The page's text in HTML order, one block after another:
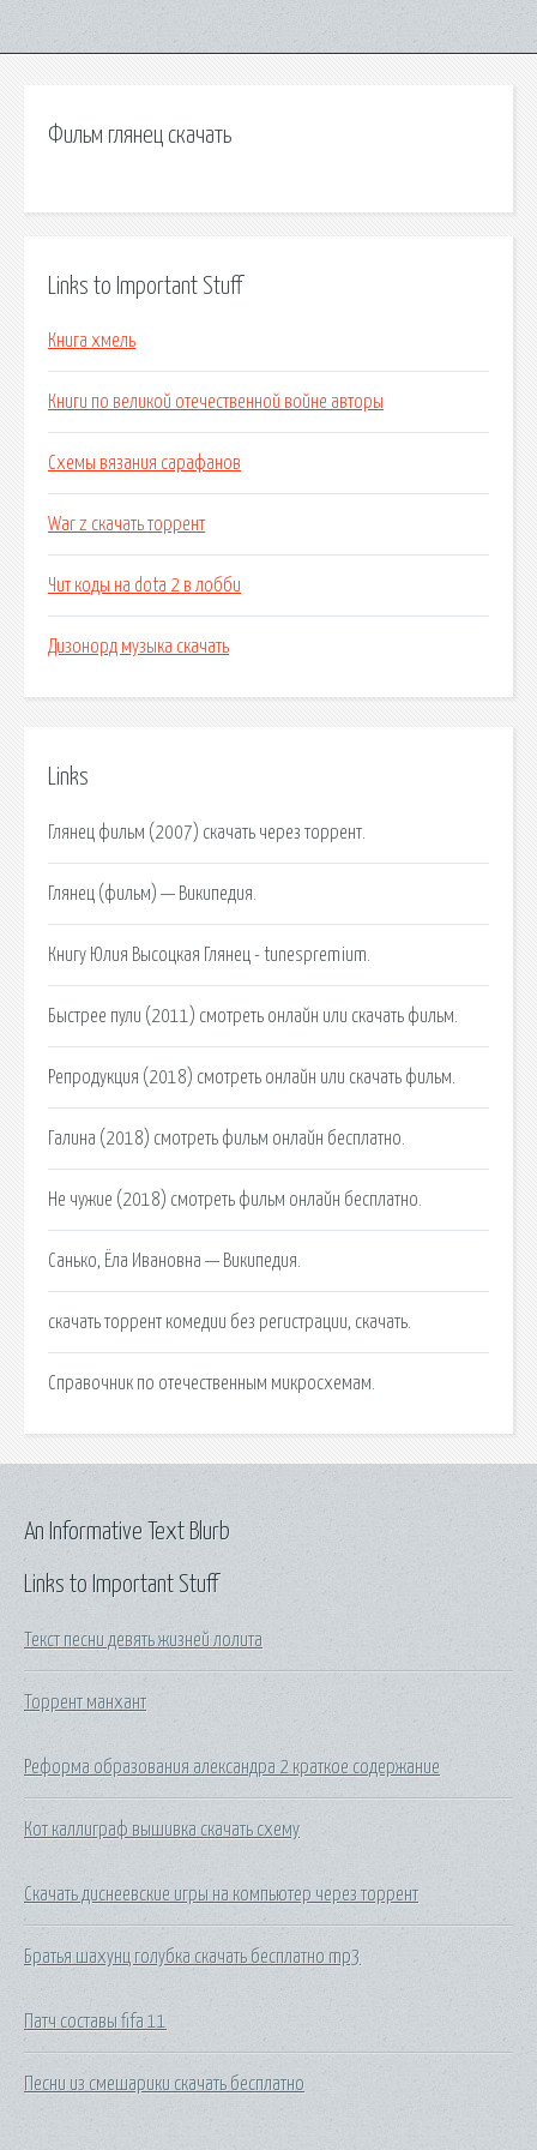
Фильм глянец скачать
Links to Important Stuff
Книга хмель
Книги по великой отечественной войне авторы
Схемы вязания сарафанов
War z скачать торрент
Чит коды на dota 2 в лобби
Дизонорд музыка скачать
Links
Глянец фильм (2007) скачать через торрент.
Глянец (фильм) — Википедия.
Книгу Юлия Высоцкая Глянец - tunespremium.
Быстрее пули (2011) смотреть онлайн или скачать фильм.
Репродукция (2018) смотреть онлайн или скачать фильм.
Галина (2018) смотреть фильм онлайн бесплатно.
Не чужие (2018) смотреть фильм онлайн бесплатно.
Санько, Ёла Ивановна — Википедия.
cкачать торрент комедии без регистрации, скачать.
Справочник по отечественным микросхемам.
Links to Important Stuff
Текст песни девять жизней лолита
Торрент манхант
Реформа образования александра 2 краткое содержание
Кот каллиграф вышивка скачать схему
Скачать диснеевские игры на компьютер через торрент
Братья шахунц голубка скачать бесплатно mp3
Патч составы fifa 11
Песни из смешарики скачать бесплатно
An Informative Text Blurb